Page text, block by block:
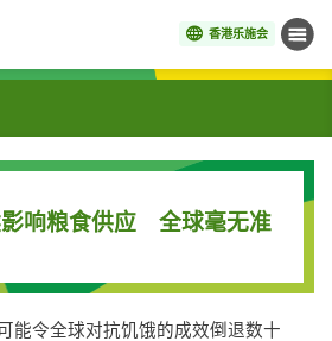
香港乐施会 菜单
响粮食供应 全球毫无准
能令全球对抗饥饿的成效倒退数十